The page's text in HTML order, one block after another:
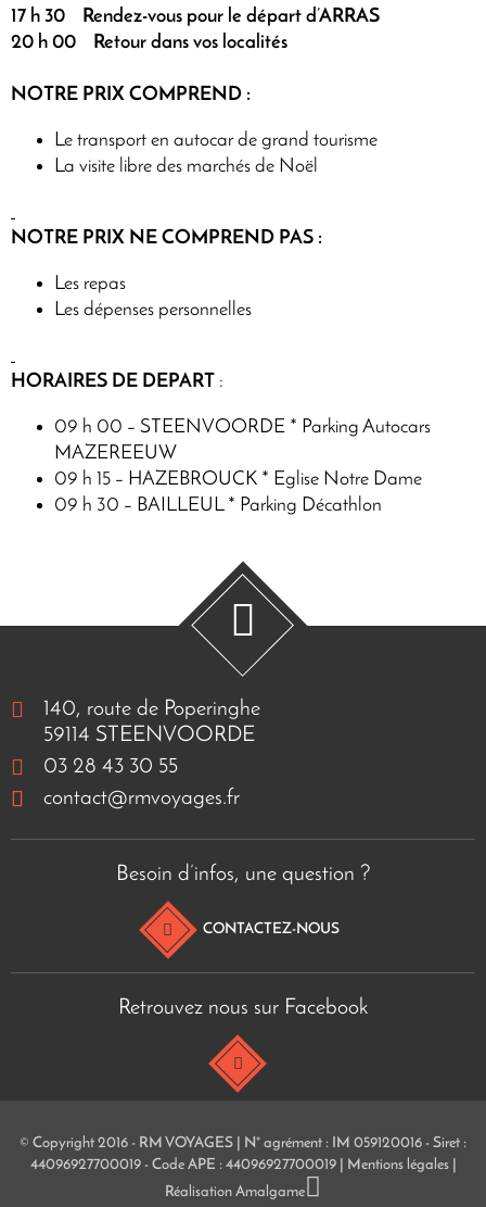
17 h 30
Rendez-vous pour le départ d’ARRAS
20 h 00
Retour dans vos localités
NOTRE PRIX COMPREND :
Le transport en autocar de grand tourisme
La visite libre des marchés de Noël
NOTRE PRIX NE COMPREND PAS :
Les repas
Les dépenses personnelles
HORAIRES DE DEPART :
09 h 00 – STEENVOORDE * Parking Autocars
MAZEREEUW
09 h 15 – HAZEBROUCK * Eglise Notre Dame
09 h 30 – BAILLEUL * Parking Décathlon
140, route de Poperinghe
59114 STEENVOORDE
03 28 43 30 55
contact@rmvoyages.fr
Besoin d’infos, une question ?
CONTACTEZ-NOUS
Retrouvez nous sur Facebook
© Copyright 2016 - RM VOYAGES | N° agrément : IM 059120016 - Siret :
44096927700019 - Code APE : 44096927700019 |
Mentions légales|
Réalisation Amalgame